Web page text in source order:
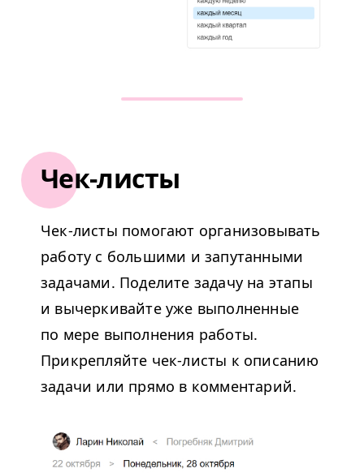
Чек-листы
Чек-листы помогают организовывать
работу с большими и запутанными
задачами. Поделите задачу на этапы
и вычеркивайте уже выполненные
по мере выполнения работы.
Прикрепляйте чек-листы к описанию
задачи или прямо в комментарий.